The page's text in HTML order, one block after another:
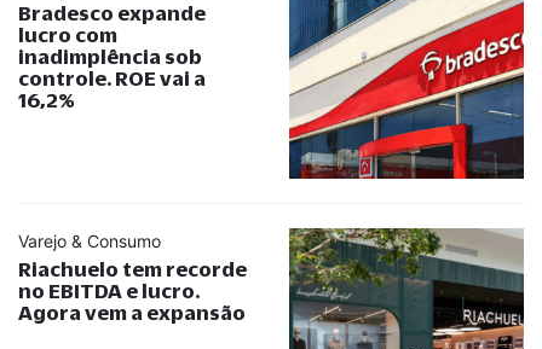
Bradesco expande
lucro com
inadimplência sob
controle. ROE vai a
16,2%
Varejo & Consumo
Riachuelo tem recorde
no EBITDA e lucro.
Agora vem a expansão